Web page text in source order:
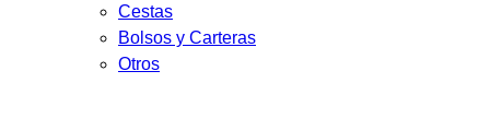
Cestas
Bolsos y Carteras
Otros